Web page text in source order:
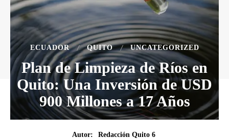
ECUADOR QUITO UNCATEGORIZED
Plan de Limpieza de Ríos en
Quito: Una Inversión de USD
900 Millones a 17 Años
Autor:
Redacción Quito 6